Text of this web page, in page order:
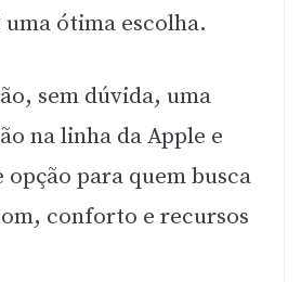
uma ótima escolha.
sem dúvida, uma
na linha da Apple e
opção para quem busca
conforto e recursos